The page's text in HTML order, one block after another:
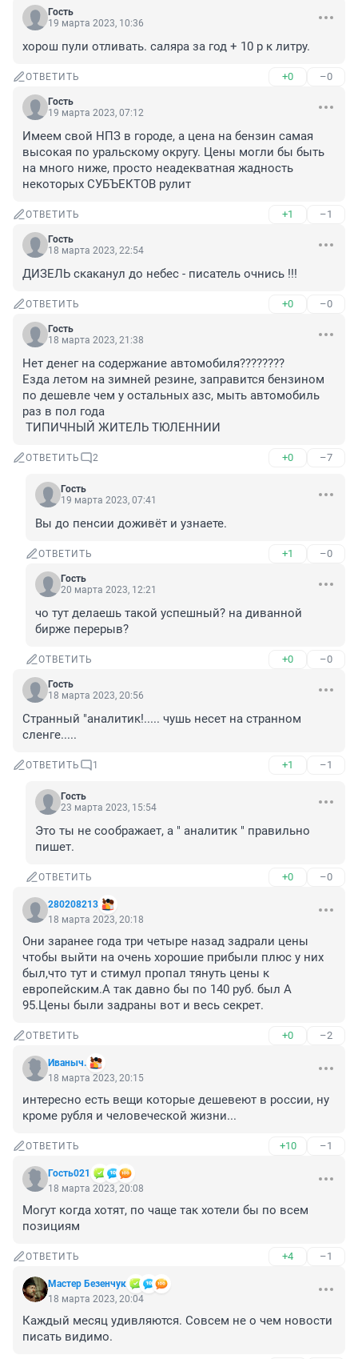
Гость
19 марта 2023, 10:36
хорош пули отливать. саляра за год + 10 р к литру.
ОТВЕТИТЬ +0 –0
Гость
19 марта 2023, 07:12
Имеем свой НПЗ в городе, а цена на бензин самая
высокая по уральскому округу. Цены могли бы быть
на много ниже, просто неадекватная жадность
некоторых СУБЪЕКТОВ рулит
ОТВЕТИТЬ +1 –1
Гость
18 марта 2023, 22:54
ДИЗЕЛЬ скаканул до небес - писатель очнись !!!
ОТВЕТИТЬ +0 –0
Гость
18 марта 2023, 21:38
Нет денег на содержание автомобиля????????
Езда летом на зимней резине, заправится бензином
по дешевле чем у остальных азс, мыть автомобиль
раз в пол года
ТИПИЧНЫЙ ЖИТЕЛЬ ТЮЛЕННИИ
ОТВЕТИТЬ 2 +0 –7
Гость
19 марта 2023, 07:41
Вы до пенсии доживёт и узнаете.
ОТВЕТИТЬ +1 –0
Гость
20 марта 2023, 12:21
чо тут делаешь такой успешный? на диванной
бирже перерыв?
ОТВЕТИТЬ +0 –0
Гость
18 марта 2023, 20:56
Странный "аналитик!..... чушь несет на странном
сленге.....
ОТВЕТИТЬ 1 +1 –1
Гость
23 марта 2023, 15:54
Это ты не соображает, а " аналитик " правильно
пишет.
ОТВЕТИТЬ +0 –0
280208213
18 марта 2023, 20:18
Они заранее года три четыре назад задрали цены
чтобы выйти на очень хорошие прибыли плюс у них
был,что тут и стимул пропал тянуть цены к
европейским.А так давно бы по 140 руб. был А
95.Цены были задраны вот и весь секрет.
ОТВЕТИТЬ +0 –2
Иваныч.
18 марта 2023, 20:15
интересно есть вещи которые дешевеют в россии, ну
кроме рубля и человеческой жизни...
ОТВЕТИТЬ +10 –1
Гость021
18 марта 2023, 20:08
Могут когда хотят, по чаще так хотели бы по всем
позициям
ОТВЕТИТЬ +4 –1
Мастер Безенчук
18 марта 2023, 20:04
Каждый месяц удивляются. Совсем не о чем новости
писать видимо.